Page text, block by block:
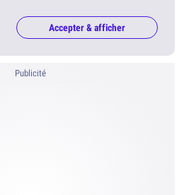
Accepter & afficher
Publicité